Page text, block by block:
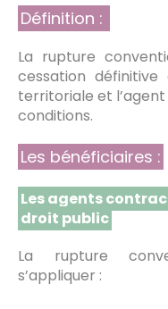
Définition :
La rupture
cessation
territoriale et l’agent
conditions.
Les bénéficiaires :
Les agents
droit public
La rupture
s’appliquer :